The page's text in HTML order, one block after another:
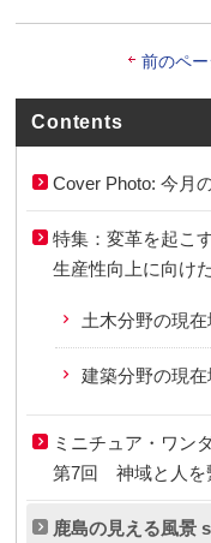
前のペ
Contents
Cover Photo: 今月
特集：変革を起こ
生産性向上に向け
土木分野の現在
建築分野の現在
ミニチュア・ワン
第7回 神域と人を
鹿島の見える風景